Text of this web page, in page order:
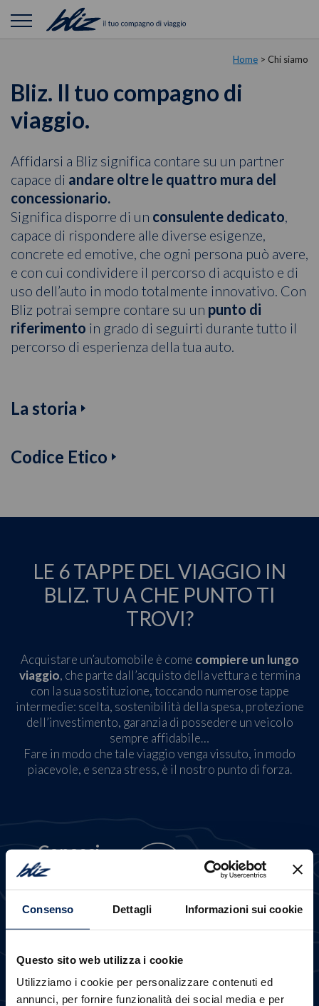
Consenso Dettagli Informazioni sui cookie
Questo sito web utilizza i cookie
Utilizziamo i cookie per personalizzare contenuti ed
annunci, per fornire funzionalità dei social media e per
Home > Chi siamo
Bliz. Il tuo compagno di
viaggio.
Affidarsi a Bliz significa contare su un partner
capace di andare oltre le quattro mura del
concessionario.
Significa disporre di un consulente dedicato,
capace di rispondere alle diverse esigenze,
concrete ed emotive, che ogni persona può avere,
e con cui condividere il percorso di acquisto e di
uso dell’auto in modo totalmente innovativo. Con
Bliz potrai sempre contare su un punto di
riferimento in grado di seguirti durante tutto il
percorso di esperienza della tua auto.
La storia
Codice Etico
LE 6 TAPPE DEL VIAGGIO IN
BLIZ. TU A CHE PUNTO TI
TROVI?
Acquistare un’automobile è come compiere un lungo
viaggio, che parte dall’acquisto della vettura e termina
con la sua sostituzione, toccando numerose tappe
intermedie: scelta, sostenibilità della spesa, protezione
dell’investimento, garanzia di possedere un veicolo
sempre affidabile…
Fare in modo che tale viaggio venga vissuto, in modo
piacevole, e senza stress, è il nostro punto di forza.
Conosci
Scopri più a fondo i
diversi modelli
gamma
Scegli